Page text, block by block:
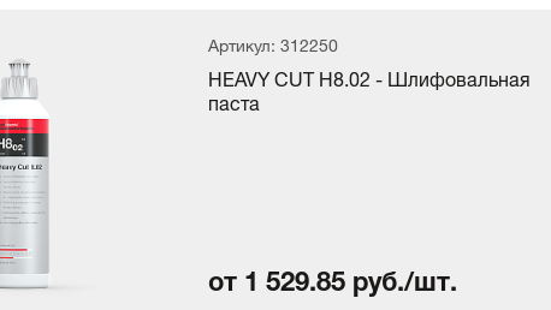
Артикул: 312250
HEAVY CUT H8.02 - Шлифовальная
паста
от 1 529.85 руб./шт.